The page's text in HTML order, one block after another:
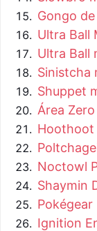
Gongo de
Ultra Ball
Ultra Ball
Sinistcha
Shuppet
Área
Hoothoot
Noctowl
Shaymin
Pokégear
Ignition